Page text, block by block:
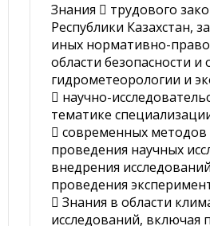
Знания  трудового
Республики Казахстан,
иных нормативно-
области безопасности и
гидрометеорологии и
 научно-
тематике
 современных методов
проведения научных
внедрения
проведения
 Знания в области
исследований, включая